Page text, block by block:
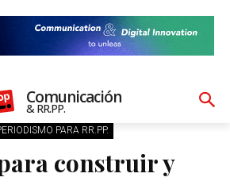
Comunicación
& RR.PP.
PARA RR.PP.
construir y